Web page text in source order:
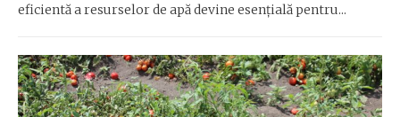
eficientă a resurselor de apă devine esenţială pentru...